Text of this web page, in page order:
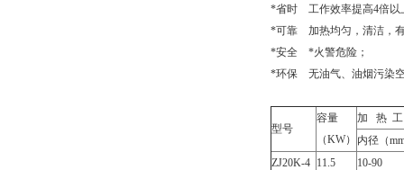
*省时 工作效率提高4倍以
*可靠 加热均匀，清洁，
*安全 *火警危险；
*环保 无油气、油烟污染
型号
容量
（KW）
加 热
内径（
ZJ20K-4 11.5
10-90